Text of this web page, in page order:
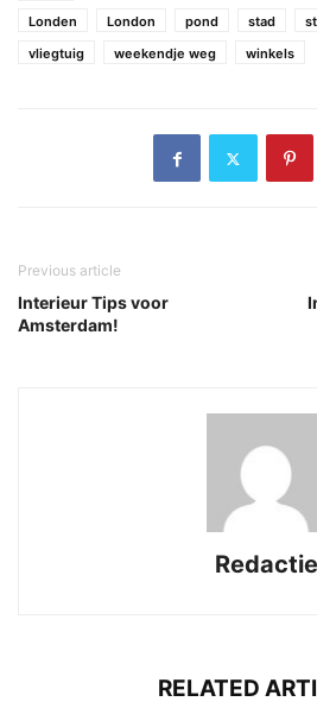
Londen
London pond stad
vliegtuig
weekendje weg winkels
Previous article
Interieur Tips voor
Amsterdam!
Redactie
RELATED